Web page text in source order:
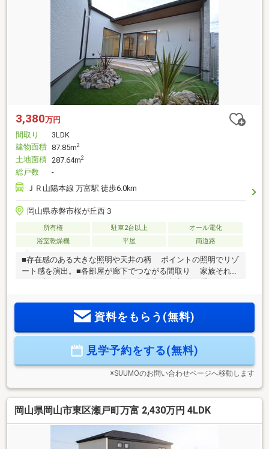
3,380万円
間取り
3LDK
建物面積 87.85m2
土地面積 287.64m2
総戸数
-
ＪＲ山陽本線 万富駅 徒歩6.0km
岡山県赤磐市桜が丘西３
所有権 駐車2台以上
オール電化
浴室乾燥機
平屋 南道路
■存在感のある大きな照明や天井の柄 ポイントの照明でリゾ
ート感を演出。■各部屋が廊下でつながる間取り 家族それぞ
内の便利な立地
資料をもらう(無料)
見学予約をする(無料)
※SUUMOのお問い合わせページへ移動します
岡山県岡山市東区瀬戸町万富 2,430万円 4LDK